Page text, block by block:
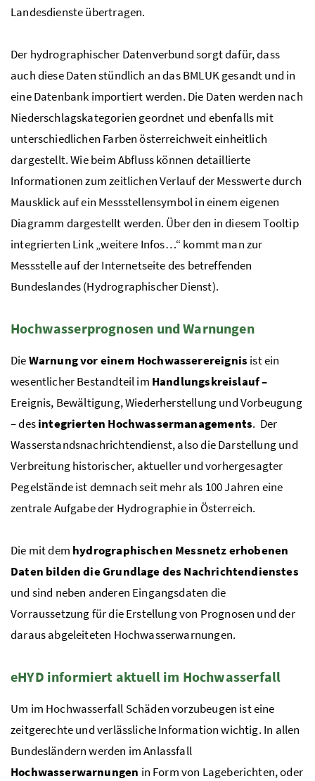
Landesdienste übertragen.
Der hydrographischer Datenverbund sorgt dafür, dass
auch diese Daten stündlich an dasBMLUKgesandt und in
eine Datenbank importiert werden. Die Daten werden nach
Niederschlagskategorien geordnet und ebenfalls mit
unterschiedlichen Farben österreichweit einheitlich
dargestellt. Wie beim Abfluss können detaillierte
Informationen zum zeitlichen Verlauf der Messwerte durch
Mausklick auf ein Messstellensymbol in einem eigenen
Diagramm dargestellt werden. Über den in diesem Tooltip
integrierten Link „weitere Infos…“ kommt man zur
Messstelle auf der Internetseite des betreffenden
Bundeslandes (Hydrographischer Dienst).
Hochwasserprognosen und Warnungen
DieWarnung vor einem Hochwasserereignis ist ein
wesentlicher Bestandteil im Handlungskreislauf –
Ereignis, Bewältigung, Wiederherstellung und Vorbeugung
– desintegrierten Hochwassermanagements. Der
Wasserstandsnachrichtendienst, also die Darstellung und
Verbreitung historischer, aktueller und vorhergesagter
Pegelstände ist demnach seit mehr als 100 Jahren eine
zentrale Aufgabe der Hydrographie in Österreich.
Die mit dem hydrographischen Messnetz erhobenen
Daten bilden die Grundlage des Nachrichtendienstes
und sind neben anderen Eingangsdaten die
Vorraussetzung für die Erstellung von Prognosen und der
daraus abgeleiteten Hochwasserwarnungen.
eHYD informiert aktuell im Hochwasserfall
Um im Hochwasserfall Schäden vorzubeugen ist eine
zeitgerechte und verlässliche Information wichtig. In allen
Bundesländern werden im Anlassfall
Hochwasserwarnungen in Form von Lageberichten, oder